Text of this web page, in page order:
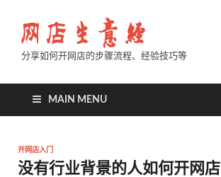
分享如何开网店的步骤流程、经验技巧等
MAIN MENU
开网店入门
没有行业背景的人如何开网店